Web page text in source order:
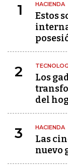
1 HACIENDA
Estos
2
Los
del
3 HACIENDA
Las
nuevo